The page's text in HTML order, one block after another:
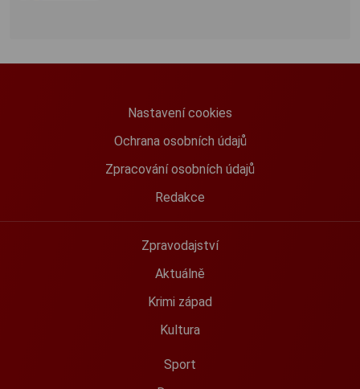
Nastavení cookies
Ochrana osobních údajů
Zpracování osobních údajů
Redakce
Zpravodajství
Aktuálně
Krimi západ
Kultura
Sport